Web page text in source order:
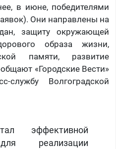
в июне, победителями
Они направлены на
защиту окружающей
образа жизни,
памяти, развитие
«Городские Вести»
Волгоградской
эффективной
реализации